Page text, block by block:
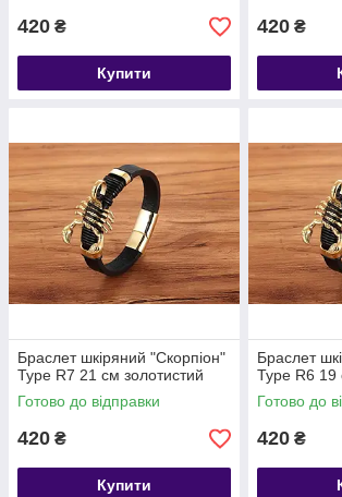
420 ₴
Купити
420 ₴
Браслет шкіряний "Скорпіон"
Type R7 21 см золотистий
Готово до відправки
420 ₴
Купити
Браслет
Type R6 19
Готово до
420 ₴